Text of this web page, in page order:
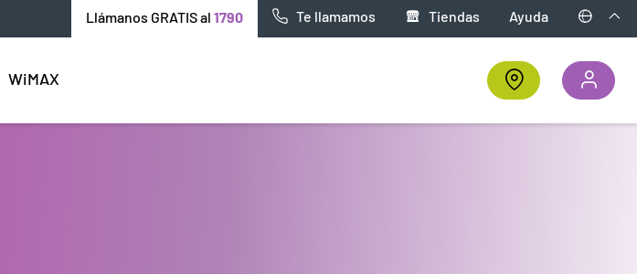
Llámanos GRATIS al 1790 Te llamamos Tiendas Ayuda
WiMAX